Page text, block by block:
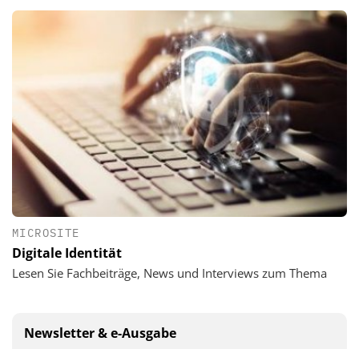
MICROSITE
Digitale Identität
Lesen Sie Fachbeiträge, News und Interviews zum Thema
Newsletter & e-Ausgabe